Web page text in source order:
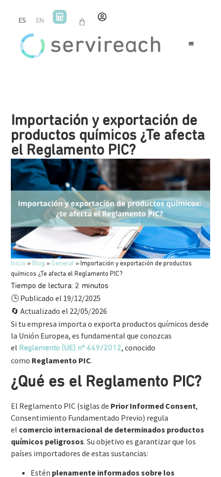
ES EN
Importación y exportación de
productos químicos ¿Te afecta
el Reglamento PIC?
Inicio » Blog » General » Importación y exportación de productos
químicos ¿Te afecta el Reglamento PIC?
Tiempo de lectura: 2 minutos
🕒 Publicado el 19/12/2025
🔄 Actualizado el 22/05/2026
Si tu empresa importa o exporta productos químicos desde
la Unión Europea, es fundamental que conozcas
el Reglamento (UE) nº 649/2012, conocido
como Reglamento PIC.
¿Qué es el Reglamento PIC?
El Reglamento PIC (siglas de Prior Informed Consent,
Consentimiento Fundamentado Previo) regula
el comercio internacional de determinados productos
químicos peligrosos. Su objetivo es garantizar que los
países importadores de estas sustancias:
Estén plenamente informados sobre los